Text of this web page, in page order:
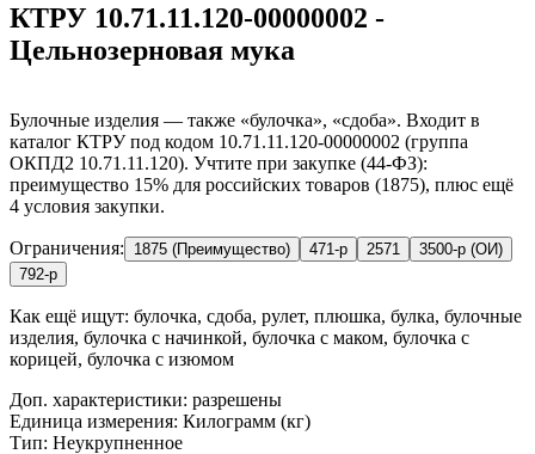
КТРУ 10.71.11.120-00000002 -
Цельнозерновая мука
Булочные изделия — также «булочка», «сдоба». Входит в
каталог КТРУ под кодом 10.71.11.120-00000002 (группа
ОКПД2 10.71.11.120). Учтите при закупке (44-ФЗ):
преимущество 15% для российских товаров (1875), плюс ещё
4 условия закупки.
Ограничения: 1875 (Преимущество) 471-р 2571
3500-р (ОИ)
792-р
Как ещё ищут: булочка, сдоба, рулет, плюшка, булка, булочные
изделия, булочка с начинкой, булочка с маком, булочка с
корицей, булочка с изюмом
Доп. характеристики: разрешены
Единица измерения: Килограмм (кг)
Тип: Неукрупненное